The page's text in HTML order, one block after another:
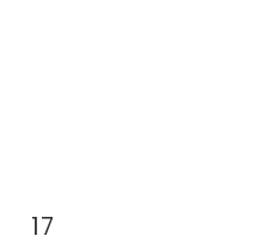
Fiche détaillée
17